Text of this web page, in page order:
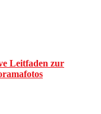
Leitfaden zur